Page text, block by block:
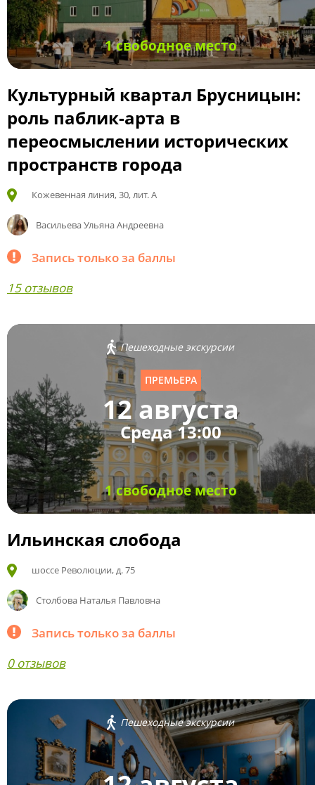
1 свободное место
Культурный квартал Брусницын:
роль паблик-арта в
переосмыслении исторических
пространств города
Кожевенная линия, 30, лит. А
Васильева Ульяна Андреевна
Запись только за баллы
15 отзывов
Пешеходные экскурсии
ПРЕМЬЕРА
12 августа
Среда 13:00
1 свободное место
Ильинская слобода
шоссе Революции, д. 75
Столбова Наталья Павловна
Запись только за баллы
0 отзывов
Пешеходные экскурсии